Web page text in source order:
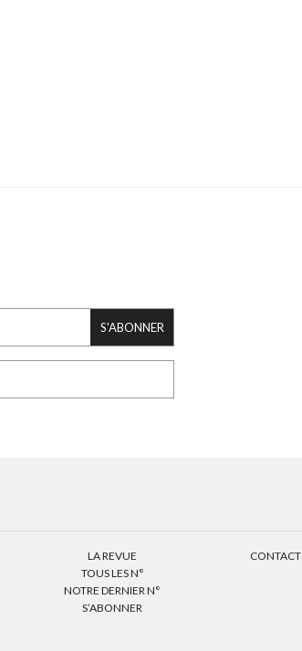
S'ABONNER
LA REVUE
TOUS LES N°
NOTRE DERNIER N°
S’ABONNER
CONTACT